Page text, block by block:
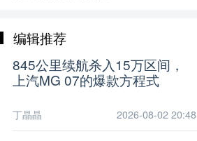
编辑推荐
845公里续航杀入15万区间，
上汽MG 07的爆款方程式
丁晶晶 2026-08-02 20:48